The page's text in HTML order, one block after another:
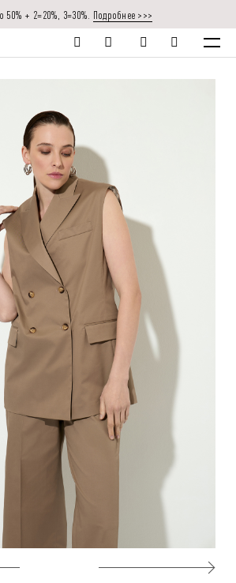
50% + 2=20%, 3=30%. Подробнее >>>